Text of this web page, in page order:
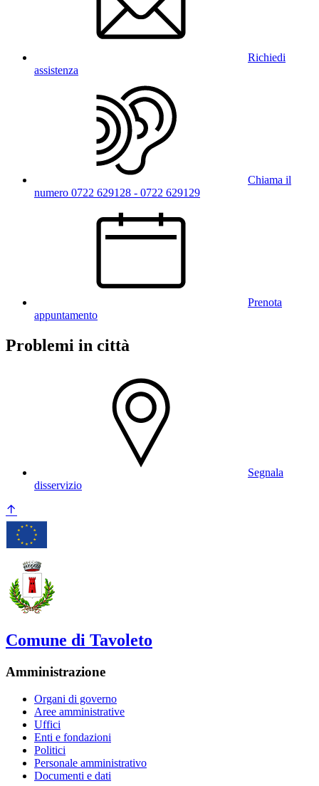
Richiedi
assistenza
Chiama il
numero 0722 629128 - 0722 629129
Prenota
appuntamento
Problemi in città
Segnala
disservizio
Comune di Tavoleto
Amministrazione
Organi di governo
Aree amministrative
Uffici
Enti e fondazioni
Politici
Personale amministrativo
Documenti e dati